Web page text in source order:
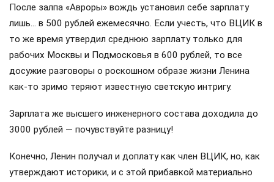
После залпа «Авроры» вождь установил себе зарплату
лишь… в 500 рублей ежемесячно. Если учесть, что ВЦИК в
то же время утвердил среднюю зарплату только для
рабочих Москвы и Подмосковья в 600 рублей, то все
досужие разговоры о роскошном образе жизни Ленина
как-то зримо теряют известную светскую интригу.
Зарплата же высшего инженерного состава доходила до
3000 рублей — почувствуйте разницу!
Конечно, Ленин получал и доплату как член ВЦИК, но, как
утверждают историки, и с этой прибавкой материально